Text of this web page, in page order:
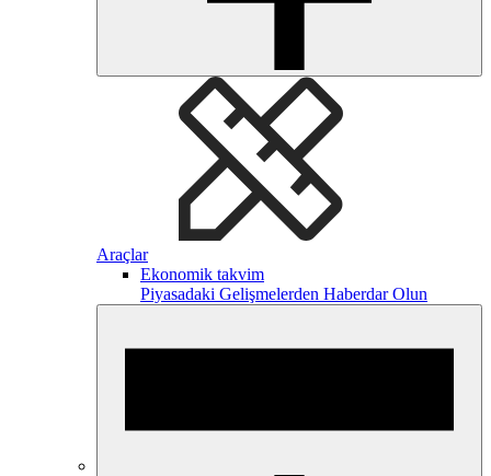
Araçlar
Ekonomik takvim
Piyasadaki Gelişmelerden Haberdar Olun